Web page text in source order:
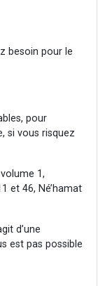
besoin pour le
pour
si vous risquez
1,
et 46, Né’hamat
d’une
est pas possible